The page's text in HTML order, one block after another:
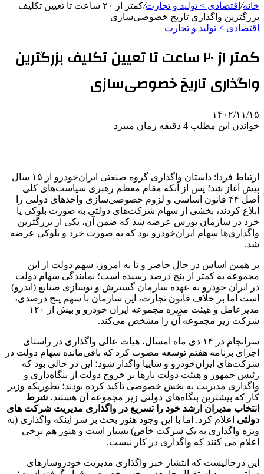
خانه/ اقتصادی > تولید و تجارت/
کمتر از ۲۰ ساعت تا تعیین تکلیف
بزرگترین واگذاری تاریخ خصوصی‌سازی
اقتصادی > تولید و تجارت
کمتر از ۲۰ ساعت تا تعیین تکلیف بزرگترین
واگذاری تاریخ خصوصی‌سازی
۱۴۰۲/۱۱/۱۵
خواندن این مطلب 4 دقیقه زمان میبرد
ارتباط فردا: داستان واگذاری گروه صنعتی ایران‌خودرو از ۱۵ سال
پیش آغاز شد؛ پس از آنکه مقام معظم رهبری سیاست‌های کلی
اصل ۴۴ قانون اساسی و لزوم خصوصی‌سازی واحدهای دولتی را
ابلاغ کردند، بخشی از سهام شرکت‌های دولتی به صورت بلوکی یا
خرد در سازمان بورس عرضه شد که ضمن آن، یکی از بزرگترین
واگذاری‌ها سهام ایران‌خودرو بود که به صورت خرد و بلوکی عرضه
شد.
بر همین اساس در حال حاضر و تا به امروز، سهم دولت از این
مجموعه به کمتر از پنج درصد رسیده است؛ نمایندگی سهام دولت
در ایران خودرو به عهده سازمان گسترش و نوسازی صنایع (ایدرو)
است اما بر خلاف قانون تجارت، این سازمان با سهم پنج درصدی،
مدیرعامل و هیئت مدیره مجموعه ایران خودرو و بیش از ۱۲۰
شرکت زیر مجموعه آن را مشخص می‌کند.
سرانجام در ۱۴ دی ماه امسال، هیات عالی واگذاری در راستای
اجرای برنامه هفتم توسعه مصوب کرد که باقی‌مانده سهام دولت در
شرکت‌های ایران‌خودرو و سایپا واگذار شود؛ این در حالی بود که
رئیس جمهور و هیئت دولت بارها بر خروج دولت از بنگاه‌داری و
واگذاری مدیریت به بخش خصوصی تاکید کرده بودند؛ بطوریکه وزیر
کار که بیشترین بنگاه‌های دولتی زیر مجموعه آن هستند، شرط
انتخاب مدیران ارشد خود را تسریع در واگذاری مدیریت شرکت های
دولتی
اعلام کرد. اما با این وجود هنوز بحث بر سر اینکه واگذاری (به
ویژه واگذاری به یک شرکت خاص) بسیار است و هنوز هم برخی
اعلام می کنند که واگذاری در کار نیست.
این درحالیست که انتشار خبر واگذاری مدیریت خودروسازهای